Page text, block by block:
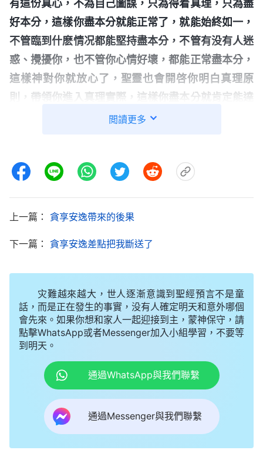
有這份真心，不為自己圖謀，只為得着真理，只為盡
好本分，這樣你盡本分就能正常了，就能始終如一，
不管臨到什麽情况都能堅持盡本分，不管有没有人迷
惑、攪擾你，也不管你心情好壞，都能正常盡本分，
這樣神對你就放心了，聖靈也會開啓你明白真理原
則，帶領你進入真理實際，這樣你盡本分就肯定能達
到合格了。只要你是真心為神花費，盡本分脚踏實
如果你的心是渴慕真理的，你能尋求真理，神就會開
最重要的是實行經歷神的話》
自足，體貼肉體，覺得忙碌了一段時間挺累的，應該
况。雖然我知道工作中還存在一些問題需要解决，但
我也不着急，還覺得只要不影響目前的果效就行。人
都有應付糊弄，盡本分容易疲沓、鬆散，我不跟進工
作，應付糊弄地盡着本分，不用心，也不負責任，工
作怎麽能不出問題呢？教會給我操練的機會，讓我做
負責人，是希望我能够用心、負責地把本分盡好，對
待本分能不遺餘力，盡到自己的責任，這樣盡本分才
能有所長進。可我呢，對待本分的態度就像給人打工
閲讀更多
上一篇： 貪享安逸帶來的後果
下一篇： 貪享安逸差點把我斷送了
灾難越來越大，世人逐漸意識到聖經預言不是童
話，而是正在發生的事實，没有人確定明天和意外哪個
會先來。如果你想和家人一起迎接到主，蒙神保守，請
點擊WhatsApp或者Messenger加入小組學習，不要等
到明天。
通過WhatsApp與我們聯繫
通過Messenger與我們聯繫